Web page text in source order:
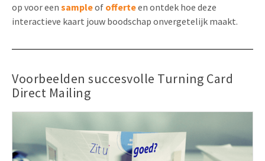
op voor een sampleof offerteen ontdek hoe deze
interactieve kaart jouw boodschap onvergetelijk maakt.
Voorbeelden succesvolle Turning Card
Direct Mailing